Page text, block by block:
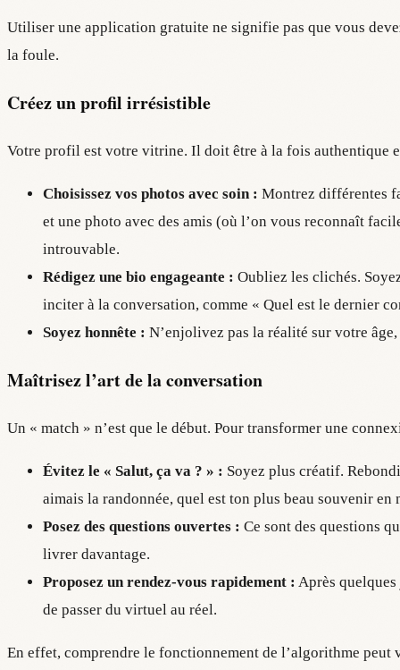
Utiliser une application gratuite ne signifie pas que vous
la foule.
Créez un profil irrésistible
Votre profil est votre vitrine. Il doit être à la fois authentique
Choisissez vos photos avec soin : Montrez différentes
et une photo avec des amis (où l’on vous reconnaît
introuvable.
Rédigez une bio engageante : Oubliez les clichés.
inciter à la conversation, comme « Quel est le dernier
Soyez honnête : N’enjolivez pas la réalité sur votre
Maîtrisez l’art de la conversation
Un « match » n’est que le début. Pour transformer une
Évitez le « Salut, ça va ? » : Soyez plus créatif.
aimais la randonnée, quel est ton plus beau souvenir
Posez des questions ouvertes : Ce sont des questions
livrer davantage.
Proposez un rendez-vous rapidement : Après
de passer du virtuel au réel.
En effet, comprendre le fonctionnement de l’algorithme